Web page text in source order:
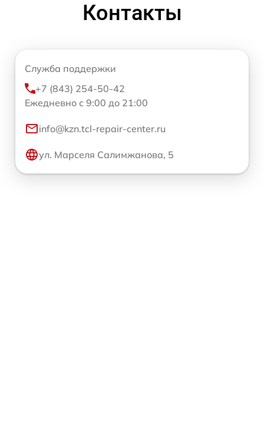
Контакты
Служба поддержки
+7 (843) 254-50-42
Ежедневно с 9:00 до 21:00
info@kzn.tcl-repair-center.ru
ул. Марселя Салимжанова, 5